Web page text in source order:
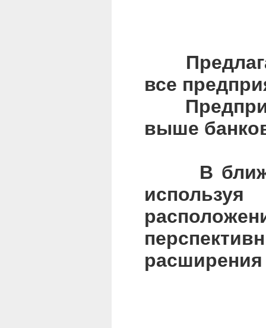
все
выше
В